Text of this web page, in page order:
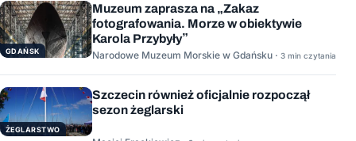
GDAŃSK
Muzeum zaprasza na „Zakaz
fotografowania. Morze w obiektywie
Karola Przybyły”
Narodowe Muzeum Morskie w Gdańsku · 3 min czytania
ŻEGLARSTWO
Szczecin również oficjalnie rozpoczął
sezon żeglarski